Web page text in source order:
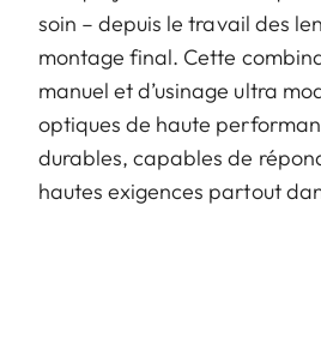
soin – depuis le travail des
montage final. Cette
manuel et d’usinage ultra
optiques de haute
durables, capables de
hautes exigences partout